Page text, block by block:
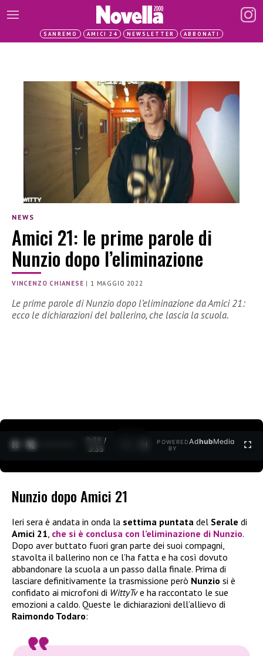
SANREMO AMICI 24 NEWSLETTER ABBONATI
NEWS
Amici 21: le prime parole di
Nunzio dopo l’eliminazione
VINCENZO CHIANESE | 1 MAGGIO 2022
Le prime parole di Nunzio dopo l’eliminazione da Amici 21:
ecco le dichiarazioni del ballerino, che lascia la scuola.
0:30 /
3:35
POWERED
BY
AdhubMedia
Nunzio dopo Amici 21
Ieri sera è andata in onda la settima puntata del Serale di
Amici 21, che si è conclusa con l’eliminazione di Nunzio.
Dopo aver buttato fuori gran parte dei suoi compagni,
stavolta il ballerino non ce l’ha fatta e ha così dovuto
abbandonare la scuola a un passo dalla finale. Prima di
lasciare definitivamente la trasmissione però Nunzio si è
confidato ai microfoni di WittyTve ha raccontato le sue
emozioni a caldo. Queste le dichiarazioni dell’allievo di
Raimondo Todaro: